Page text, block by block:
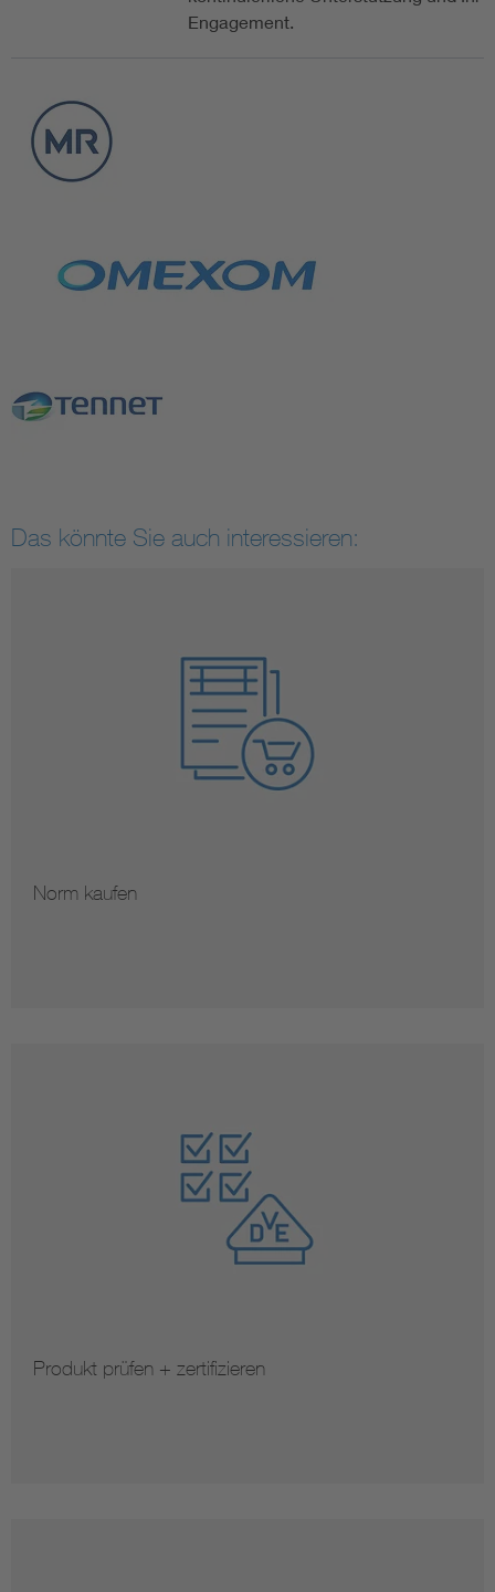
Engagement.
Das könnte Sie auch interessieren:
Norm kaufen
Produkt prüfen + zertifizieren